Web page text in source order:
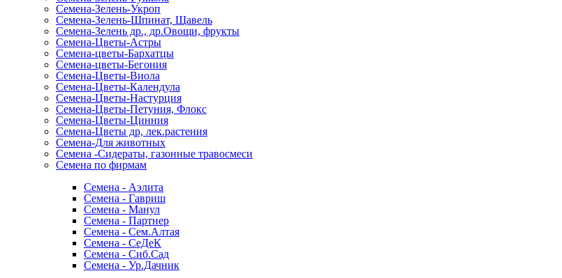
Семена-Зелень-Укроп
Семена-Зелень-Шпинат, Щавель
Семена-Зелень др., др.Овощи, фрукты
Семена-Цветы-Астры
Семена-цветы-Бархатцы
Семена-цветы-Бегония
Семена-Цветы-Виола
Семена-Цветы-Календула
Семена-Цветы-Настурция
Семена-Цветы-Петуния, Флокс
Семена-Цветы-Цинния
Семена-Цветы др, лек.растения
Семена-Для животных
Семена -Сидераты, газонные травосмеси
Семена по фирмам
Семена - Аэлита
Семена - Гавриш
Семена - Манул
Семена - Партнер
Семена - Сем.Алтая
Семена - СеДеК
Семена - Сиб.Сад
Семена - Ур.Дачник